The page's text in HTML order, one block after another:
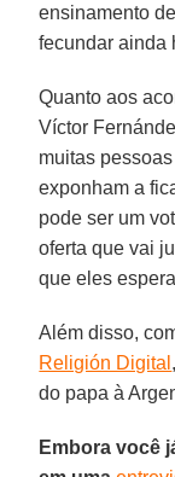
ensinamento
fecundar ainda
Quanto aos
Víctor
muitas
exponham a
pode ser um
oferta que vai
que eles
Além disso,
Religión Digital
do papa à
Embora você